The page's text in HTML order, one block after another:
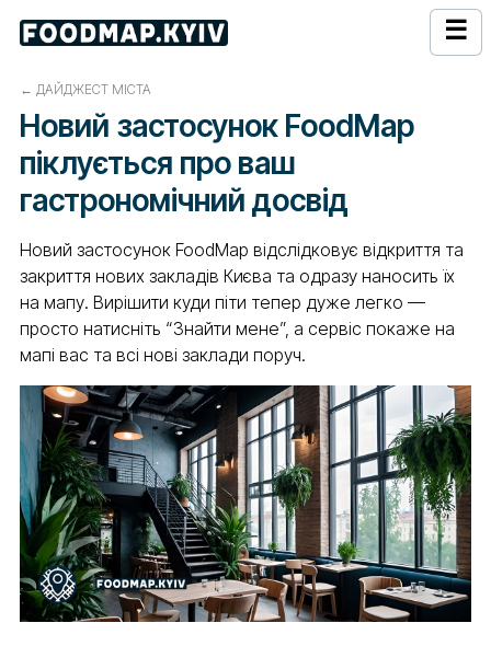
☰
← ДАЙДЖЕСТ МІСТА
Новий застосунок FoodMap
піклується про ваш
гастрономічний досвід
Новий застосунок FoodMap відслідковує відкриття та
закриття нових закладів Києва та одразу наносить їх
на мапу. Вирішити куди піти тепер дуже легко —
просто натисніть “Знайти мене”, а сервіс покаже на
мапі вас та всі нові заклади поруч.